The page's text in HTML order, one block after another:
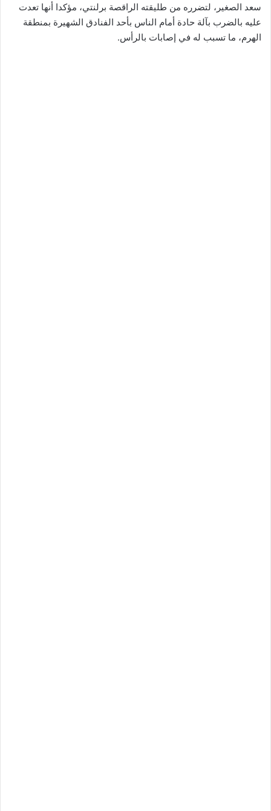
سعد الصغير، لتضرره من طليقته الراقصة برلنتي، مؤكدا أنها تعدت
عليه بالضرب بآلة حادة أمام الناس بأحد الفنادق الشهيرة بمنطقة
الهرم، ما تسبب له في إصابات بالرأس.